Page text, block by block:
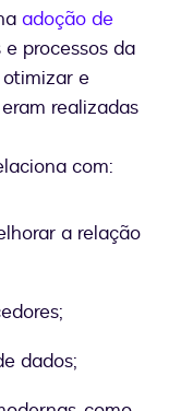
adoção de
processos da
otimizar e
realizadas
com:
a relação
dados;